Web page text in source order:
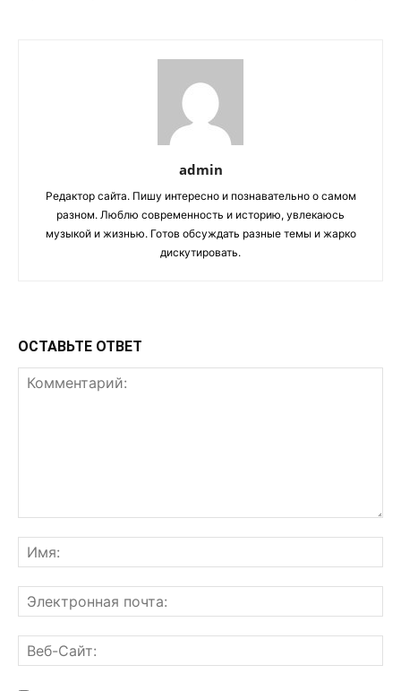
admin
Редактор сайта. Пишу интересно и познавательно о самом
разном. Люблю современность и историю, увлекаюсь
музыкой и жизнью. Готов обсуждать разные темы и жарко
дискутировать.
ОСТАВЬТЕ ОТВЕТ